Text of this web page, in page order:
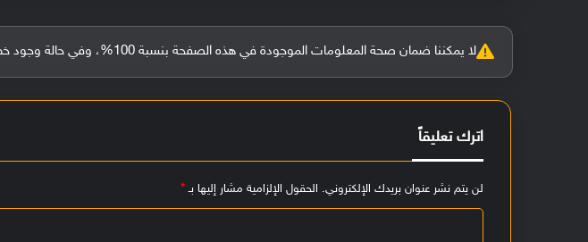
لا يمكننا ضمان صحة المعلومات الموجودة في هذه الصفحة بنسبة 100%، وفي حالة وجود خطأ يُرجى
اترك تعليقاً
لن يتم نشر عنوان بريدك الإلكتروني. الحقول الإلزامية مشار إليها بـ*